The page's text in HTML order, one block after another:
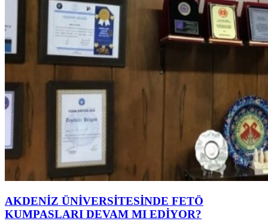
AKDENİZ ÜNİVERSİTESİNDE FETÖ
KUMPASLARI DEVAM MI EDİYOR?